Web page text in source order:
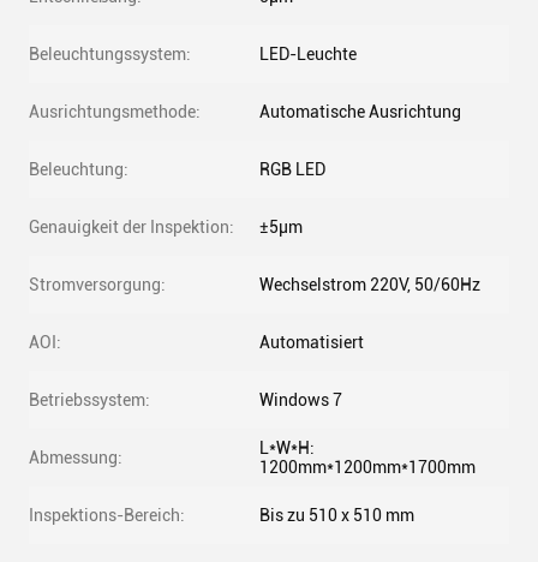
Beleuchtungssystem: LED-Leuchte
Ausrichtungsmethode: Automatische Ausrichtung
Beleuchtung: RGB LED
Genauigkeit der Inspektion: ±5μm
Stromversorgung: Wechselstrom 220V, 50/60Hz
AOI: Automatisiert
Betriebssystem: Windows 7
Abmessung:
L*W*H:
1200mm*1200mm*1700mm
Inspektions-Bereich: Bis zu 510 x 510 mm